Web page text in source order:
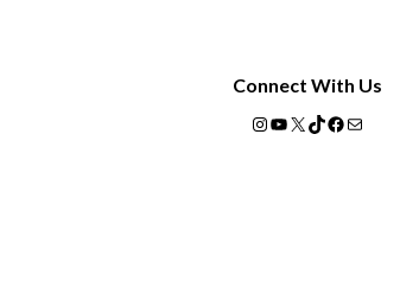
Connect With Us
Instagram
YouTube
X TikTok
Facebook
Mail